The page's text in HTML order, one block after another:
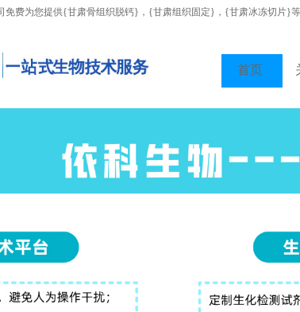
免费为您提供{甘肃骨组织脱钙} ，{甘肃组织固定}，{甘肃冰冻切片}
首页